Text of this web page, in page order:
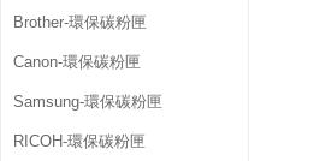
Brother-環保碳粉匣
Canon-環保碳粉匣
Samsung-環保碳粉匣
RICOH-環保碳粉匣